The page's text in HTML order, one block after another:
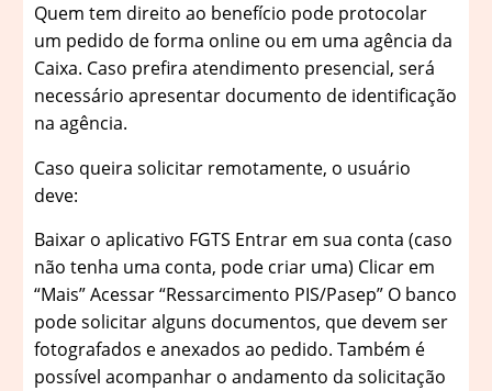
Quem tem direito ao benefício pode protocolar
um pedido de forma online ou em uma agência da
Caixa. Caso prefira atendimento presencial, será
necessário apresentar documento de identificação
na agência.
Caso queira solicitar remotamente, o usuário
deve:
Baixar o aplicativo FGTS Entrar em sua conta (caso
não tenha uma conta, pode criar uma) Clicar em
“Mais” Acessar “Ressarcimento PIS/Pasep” O banco
pode solicitar alguns documentos, que devem ser
fotografados e anexados ao pedido. Também é
possível acompanhar o andamento da solicitação